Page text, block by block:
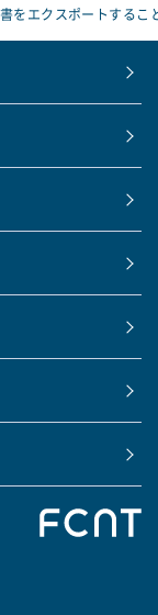
をエクスポートするこ